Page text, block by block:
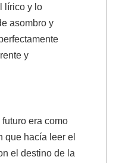
lírico y lo
asombro y
y
era como
que hacía leer el
el destino de la